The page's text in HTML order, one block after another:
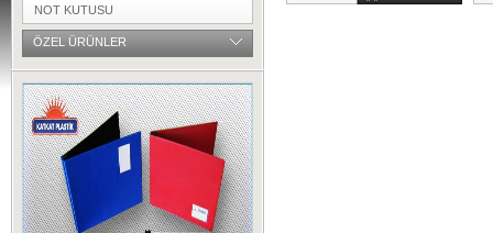
NOT KUTUSU
ÖZEL ÜRÜNLER